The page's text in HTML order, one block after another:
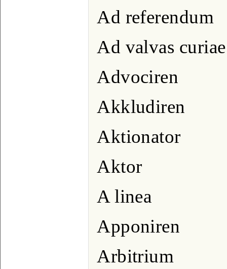
Ad referendum
Ad valvas curiae
Advociren
Akkludiren
Aktionator
Aktor
A linea
Apponiren
Arbitrium